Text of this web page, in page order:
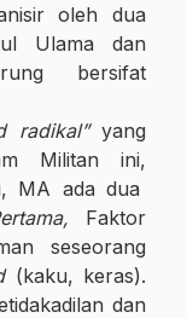
oleh dua
Ulama dan
bersifat
radikal”yang
Militan ini,
MA ada dua
Faktor
seseorang
(kaku, keras).
dan